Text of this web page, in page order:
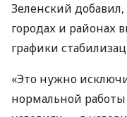
Зеленский
городах и районах
графики
«Это нужно
нормальной